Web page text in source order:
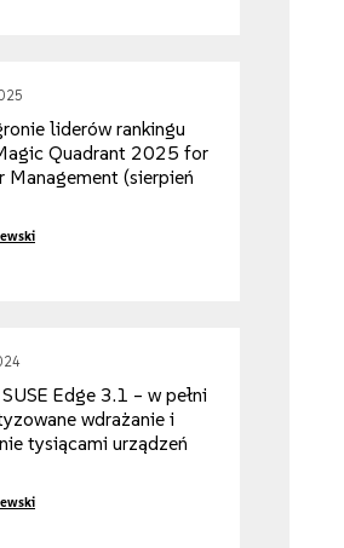
liderów rankingu
Quadrant 2025 for
Management (sierpień
Edge 3.1 – w pełni
wdrażanie i
tysiącami urządzeń